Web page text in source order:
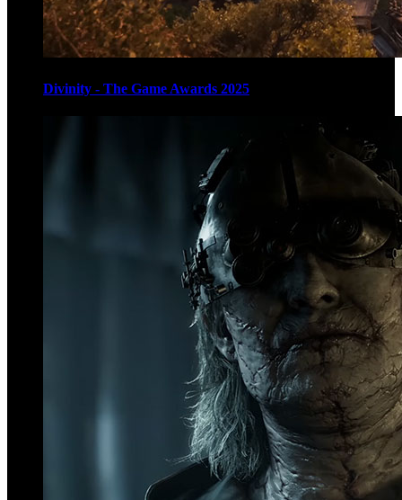
Divinity - The Game Awards 2025